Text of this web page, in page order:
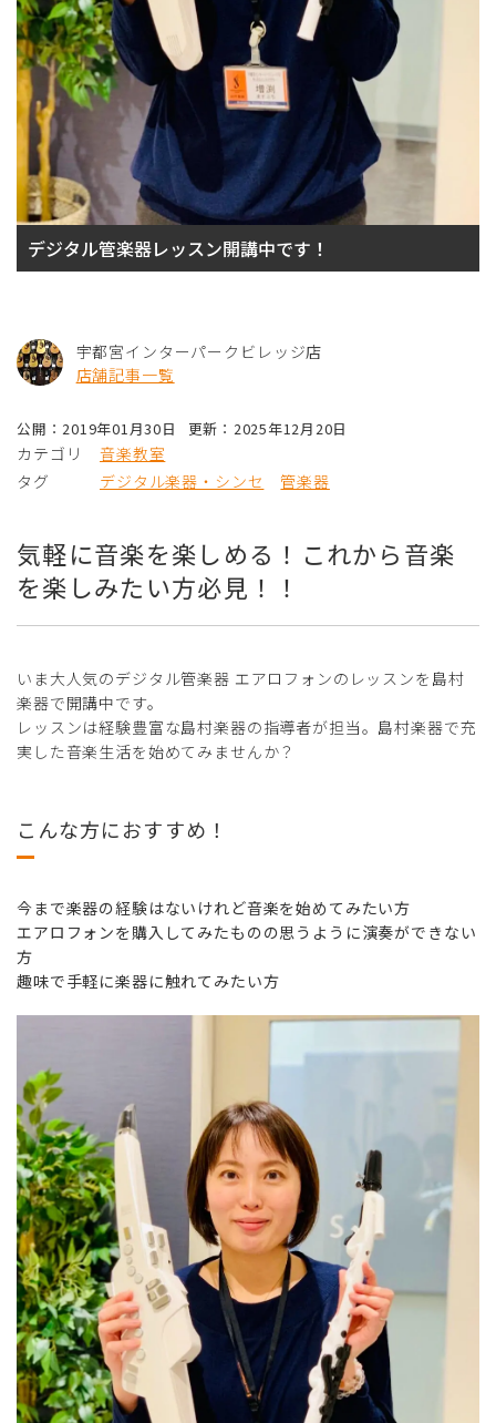
デジタル管楽器レッスン開講中です！
宇都宮インターパークビレッジ店
店舗記事一覧
公開：2019年01月30日 更新：2025年12月20日
カテゴリ
音楽教室
タグ
デジタル楽器・シンセ 管楽器
気軽に音楽を楽しめる！これから音楽
を楽しみたい方必見！！
いま大人気のデジタル管楽器 エアロフォンのレッスンを島村
楽器で開講中です。
レッスンは経験豊富な島村楽器の指導者が担当。島村楽器で充
実した音楽生活を始めてみませんか？
こんな方におすすめ！
今まで楽器の経験はないけれど音楽を始めてみたい方
エアロフォンを購入してみたものの思うように演奏ができない
方
趣味で手軽に楽器に触れてみたい方